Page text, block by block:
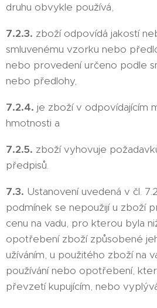
druhu obvykle používá,
7.2.3. zboží odpovídá jakostí
smluvenému vzorku nebo
nebo provedení určeno podle
nebo předlohy,
7.2.4. je zboží v odpovídajícím
hmotnosti a
7.2.5. zboží vyhovuje
předpisů.
7.3. Ustanovení uvedená v čl.
podmínek se nepoužijí u zboží
cenu na vadu, pro kterou byla
opotřebení zboží způsobené
užíváním, u použitého zboží na
používání nebo opotřebení,
převzetí kupujícím, nebo